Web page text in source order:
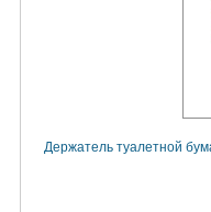
Держатель туалетной